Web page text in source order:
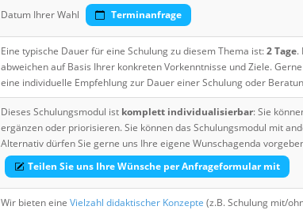
Datum Ihrer Wahl Terminanfrage
Eine typische Dauer für eine Schulung zu diesem Thema ist:2 Tage.
abweichen auf Basis Ihrer konkreten Vorkenntnisse und Ziele.
eine individuelle Empfehlung zur Dauer einer Schulung oder
Dieses Schulungsmodul ist komplett individualisierbar: Sie
ergänzen oder priorisieren. Sie können das Schulungsmodul mit
Alternativ dürfen Sie gerne uns Ihre eigene Wunschagenda
Teilen Sie uns Ihre Wünsche per Anfrageformular mit
Wir bieten eine Vielzahl didaktischer Konzepte (z.B. Schulung mit/